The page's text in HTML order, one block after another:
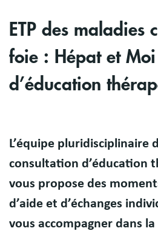
ETP des maladies
foie : Hépat et
d’éducation
Résumé
L’équipe pluridisciplinaire
consultation d’éducation
vous propose des
d’aide et d’échanges
vous accompagner dans la